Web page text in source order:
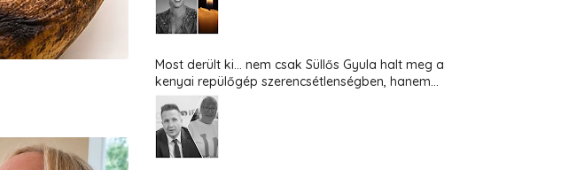
Most derült ki... nem csak Süllős Gyula halt meg a
kenyai repülőgép szerencsétlenségben, hanem...